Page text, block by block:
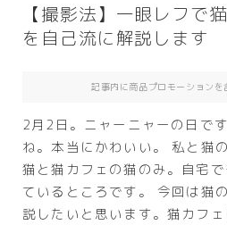
【撮影法】一眼レフで
を自己流に解説します
記事内に商品プロモーションを
2月2日。ニャーニャーの日で
ね。本当にかわいい。 私と猫
猫と猫カフェの猫のみ。自宅
ているところです。 今回は猫
説したいと思います。猫カフ